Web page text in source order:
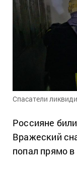
Спасатели
Россияне
Вражеский
попал прямо в